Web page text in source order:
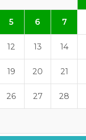
5 6 7
12 13 14
19 20 21
26 27 28